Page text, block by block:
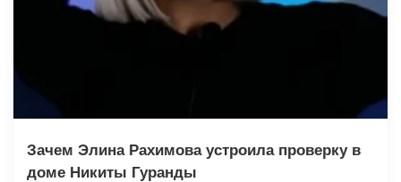
Зачем Элина Рахимова устроила проверку в
доме Никиты Гуранды